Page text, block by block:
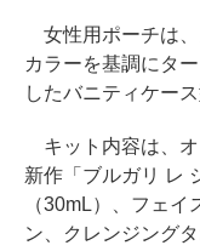
女性用ポーチは、
カラーを基調にタ
したバニティケー
キット内容は、オ
新作「ブルガリ レ
（30mL）、フェ
ン、クレンジング